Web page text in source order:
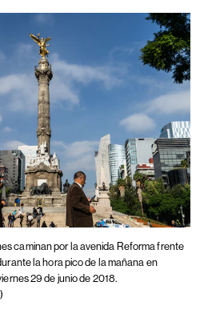
caminan por la avenida Reforma frente
la hora pico de la mañana en
29 de junio de 2018.